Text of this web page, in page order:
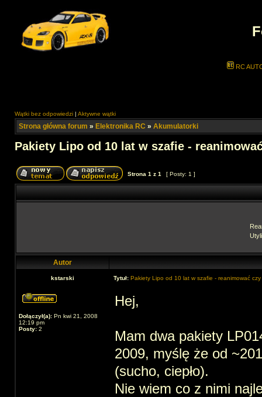
RC
Wątki bez odpowiedzi | Aktywne wątki
Strona główna forum » Elektronika RC » Akumulatorki
Pakiety Lipo od 10 lat w szafie -
Strona 1 z 1 [ Posty: 1 ]
Autor
kstarski Tytuł: Pakiety Lipo od 10 lat w szafie - reanimować
Dołączył(a): Pn kwi 21, 2008
12:19 pm
Posty: 2
Hej,
Mam dwa pakiety
2009, myślę że od
(sucho, ciepło).
Nie wiem co z nimi